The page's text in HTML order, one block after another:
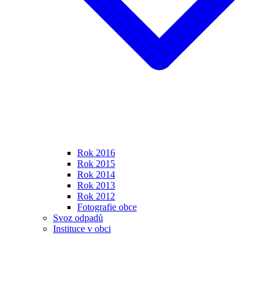
Rok 2016
Rok 2015
Rok 2014
Rok 2013
Rok 2012
Fotografie obce
Svoz odpadů
Instituce v obci